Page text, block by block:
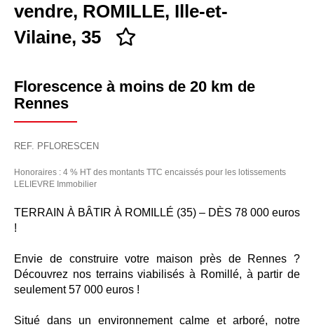
vendre, ROMILLE, Ille-et-
Vilaine, 35
Florescence à moins de 20 km de
Rennes
REF. PFLORESCEN
Honoraires : 4 % HT des montants TTC encaissés pour les lotissements
LELIEVRE Immobilier
TERRAIN À BÂTIR À ROMILLÉ (35) – DÈS 78 000 euros
!
Envie de construire votre maison près de Rennes ?
Découvrez nos terrains viabilisés à Romillé, à partir de
seulement 57 000 euros !
Situé dans un environnement calme et arboré, notre